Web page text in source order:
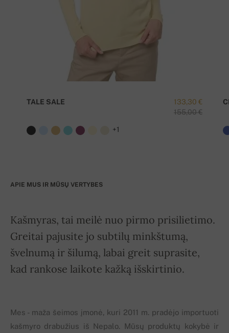
133,30 €
155,00 €
TALE SALE
+1
APIE MUS IR MŪSŲ VERTYBES
Kašmyras, tai meilė nuo pirmo prisilietimo.
Greitai pajusite jo subtilų minkštumą,
švelnumą ir šilumą, labai greit suprasite,
kad rankose laikote kažką išskirtinio.
Mes - maža šeimos įmonė, kuri 2011 m. pradėjo importuoti
kašmyro drabužius iš Nepalo. Mūsų produktų kokybė ir